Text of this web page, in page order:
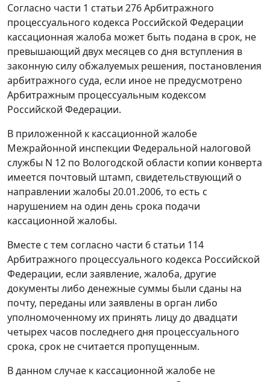
Согласно части 1 статьи 276Арбитражного
процессуального кодекса Российской Федерации
кассационная жалоба может быть подана в срок, не
превышающий двух месяцев со дня вступления в
законную силу обжалуемых решения, постановления
арбитражного суда, если иное не предусмотрено
Арбитражным процессуальным кодексом
Российской Федерации.
В приложенной к кассационной жалобе
Межрайонной инспекции Федеральной налоговой
службы N 12 по Вологодской области копии конверта
имеется почтовый штамп, свидетельствующий о
направлении жалобы 20.01.2006, то есть с
нарушением на один день срока подачи
кассационной жалобы.
Вместе с тем согласно части 6 статьи 114
Арбитражного процессуального кодекса Российской
Федерации, если заявление, жалоба, другие
документы либо денежные суммы были сданы на
почту, переданы или заявлены в орган либо
уполномоченному их принять лицу до двадцати
четырех часов последнего дня процессуального
срока, срок не считается пропущенным.
В данном случае к кассационной жалобе не